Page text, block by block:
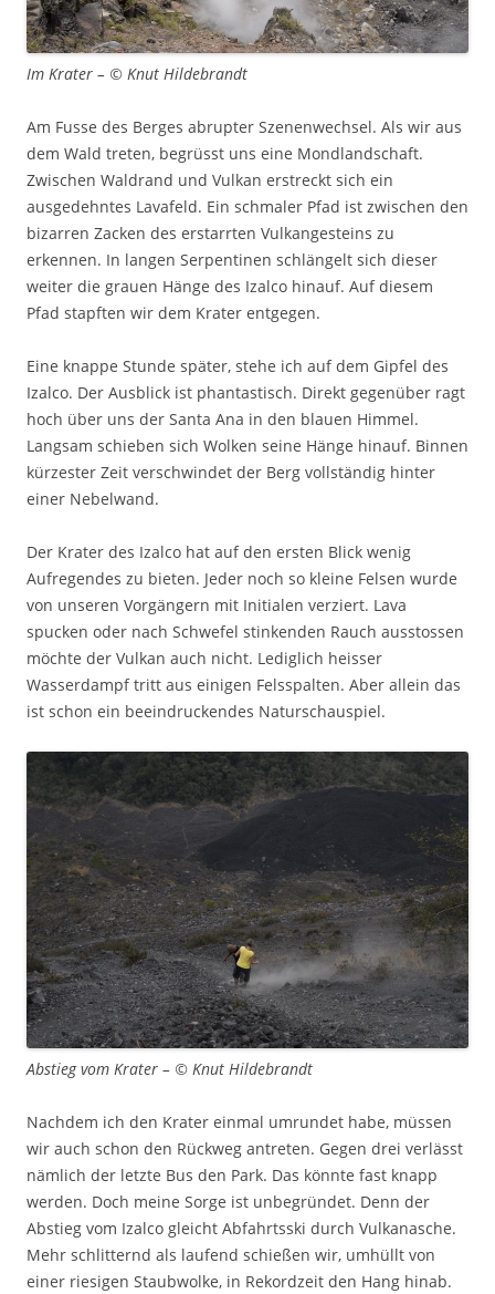
Im Krater – © Knut Hildebrandt
Am Fusse des Berges abrupter Szenenwechsel. Als wir aus
dem Wald treten, begrüsst uns eine Mondlandschaft.
Zwischen Waldrand und Vulkan erstreckt sich ein
ausgedehntes Lavafeld. Ein schmaler Pfad ist zwischen den
bizarren Zacken des erstarrten Vulkangesteins zu
erkennen. In langen Serpentinen schlängelt sich dieser
weiter die grauen Hänge des Izalco hinauf. Auf diesem
Pfad stapften wir dem Krater entgegen.
Eine knappe Stunde später, stehe ich auf dem Gipfel des
Izalco. Der Ausblick ist phantastisch. Direkt gegenüber ragt
hoch über uns der Santa Ana in den blauen Himmel.
Langsam schieben sich Wolken seine Hänge hinauf. Binnen
kürzester Zeit verschwindet der Berg vollständig hinter
einer Nebelwand.
Der Krater des Izalco hat auf den ersten Blick wenig
Aufregendes zu bieten. Jeder noch so kleine Felsen wurde
von unseren Vorgängern mit Initialen verziert. Lava
spucken oder nach Schwefel stinkenden Rauch ausstossen
möchte der Vulkan auch nicht. Lediglich heisser
Wasserdampf tritt aus einigen Felsspalten. Aber allein das
ist schon ein beeindruckendes Naturschauspiel.
Abstieg vom Krater – © Knut Hildebrandt
Nachdem ich den Krater einmal umrundet habe, müssen
wir auch schon den Rückweg antreten. Gegen drei verlässt
nämlich der letzte Bus den Park. Das könnte fast knapp
werden. Doch meine Sorge ist unbegründet. Denn der
Abstieg vom Izalco gleicht Abfahrtsski durch Vulkanasche.
Mehr schlitternd als laufend schießen wir, umhüllt von
einer riesigen Staubwolke, in Rekordzeit den Hang hinab.